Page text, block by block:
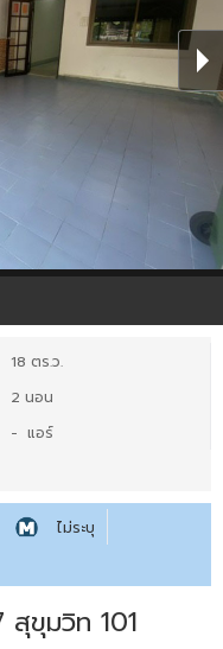
18 ตร.ว.
2 นอน
- แอร์
ไม่ระบุ
ขุมวิท 101